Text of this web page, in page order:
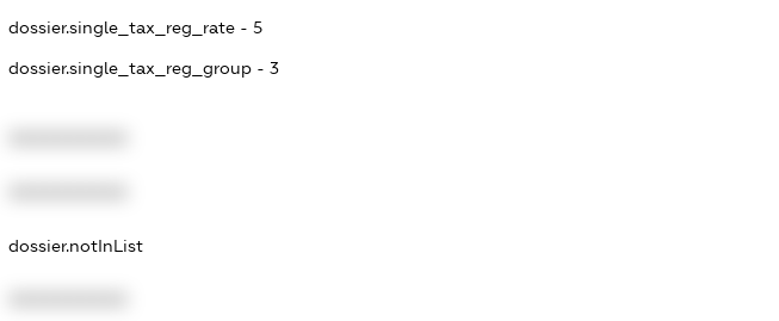
dossier.single_tax_reg_rate - 5
dossier.single_tax_reg_group - 3
dossier.notInList